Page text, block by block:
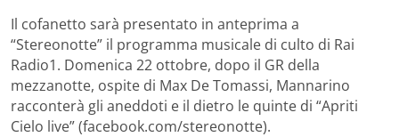
Il cofanetto sarà presentato in anteprima a
“Stereonotte” il programma musicale di culto di Rai
Radio1. Domenica 22 ottobre, dopo il GR della
mezzanotte, ospite di Max De Tomassi, Mannarino
racconterà gli aneddoti e il dietro le quinte di “Apriti
Cielo live” (facebook.com/stereonotte).